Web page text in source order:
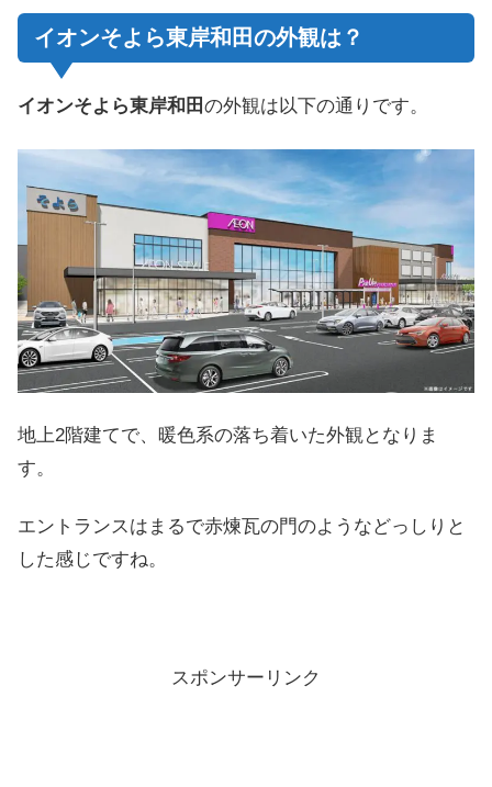
イオンそよら東岸和田の外観は？
イオンそよら東岸和田 の外観は以下の通りです。
地上2階建てで、暖色系の落ち着いた外観となりま
す。
エントランスはまるで赤煉瓦の門のようなどっしりと
した感じですね。
スポンサーリンク